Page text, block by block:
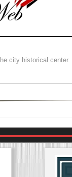
city historical center.